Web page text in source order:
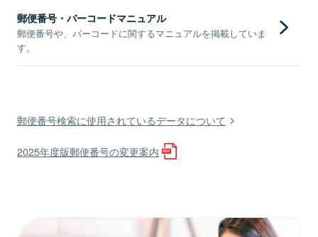
郵便番号・バーコードマニュアル
郵便番号や、バーコードに関するマニュアルを掲載していま
す。
郵便番号検索に使用されているデータについて
2025年度版郵便番号の変更案内